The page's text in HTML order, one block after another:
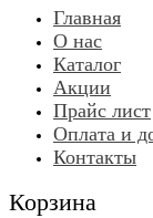
Главная
О нас
Каталог
Акции
Прайс лист
Оплата и
Контакты
Корзина